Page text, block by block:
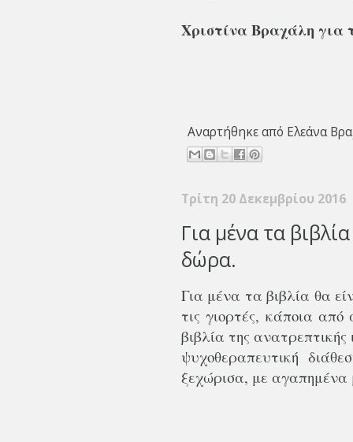
Χριστίνα Βραχάλη για
Αναρτήθηκε από Ελεάνα
Τρίτη 20 Δεκεμβρίου 2016
Για μένα τα
δώρα.
Για μένα τα βιβλία θα
τις γιορτές, κάποια
βιβλία της
ψυχοθεραπευτική
ξεχώρισα, με